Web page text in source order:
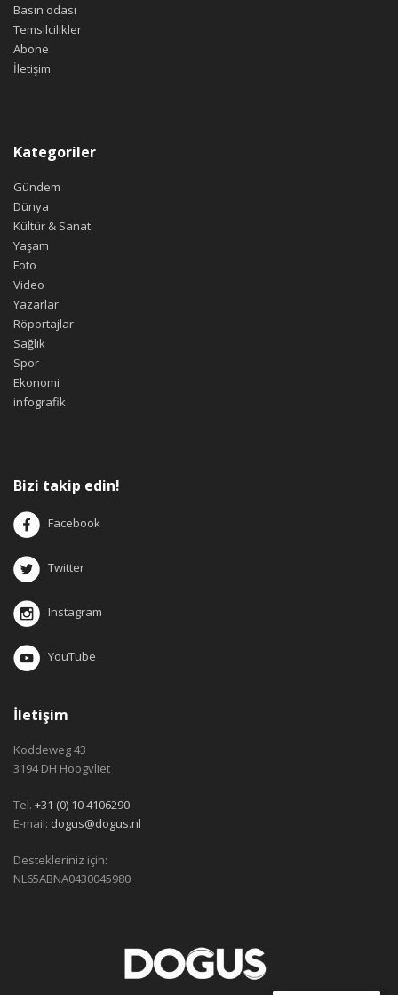
Basın odası
Temsilcilikler
Abone
İletişim
Kategoriler
Gündem
Dünya
Kültür & Sanat
Yaşam
Foto
Video
Yazarlar
Röportajlar
Sağlık
Spor
Ekonomi
infografik
Bizi takip edin!
Facebook
Twitter
Instagram
YouTube
İletişim
Koddeweg 43
3194 DH Hoogvliet
Tel. +31 (0) 10 4106290
E-mail: dogus@dogus.nl
Destekleriniz için:
NL65ABNA0430045980